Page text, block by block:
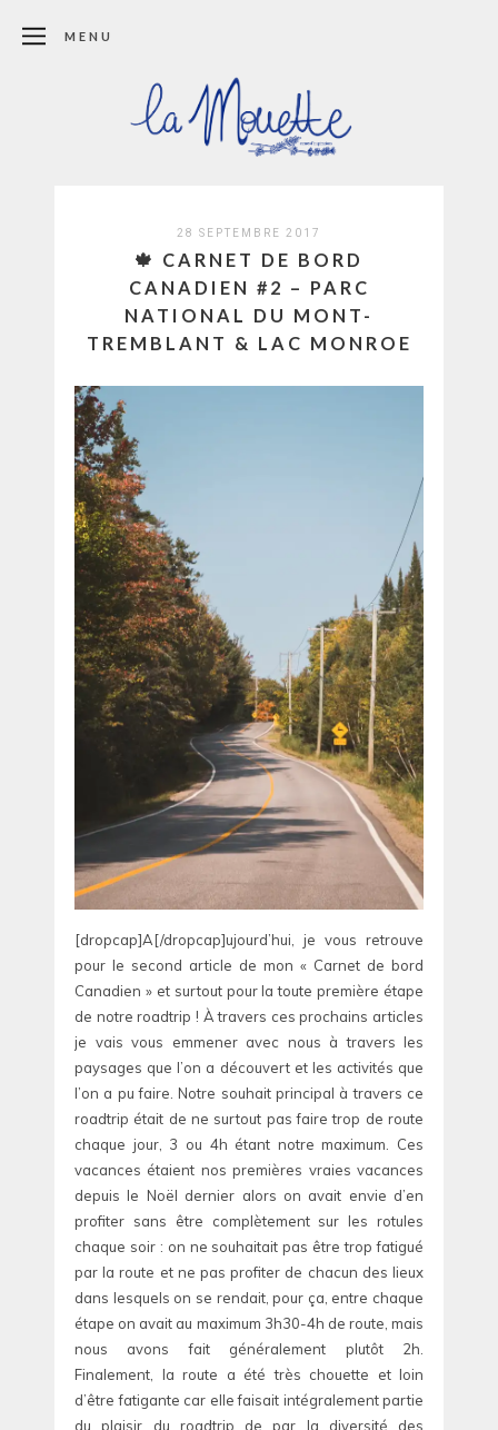
MENU
28 SEPTEMBRE 2017
🍁 CARNET DE BORD
CANADIEN #2 – PARC
NATIONAL DU MONT-
TREMBLANT & LAC MONROE
[dropcap]A[/dropcap]ujourd’hui, je vous retrouve
pour le second article de mon « Carnet de bord
Canadien » et surtout pour la toute première étape
de notre roadtrip ! À travers ces prochains articles
je vais vous emmener avec nous à travers les
paysages que l’on a découvert et les activités que
l’on a pu faire. Notre souhait principal à travers ce
roadtrip était de ne surtout pas faire trop de route
chaque jour, 3 ou 4h étant notre maximum. Ces
vacances étaient nos premières vraies vacances
depuis le Noël dernier alors on avait envie d’en
profiter sans être complètement sur les rotules
chaque soir : on ne souhaitait pas être trop fatigué
par la route et ne pas profiter de chacun des lieux
dans lesquels on se rendait, pour ça, entre chaque
étape on avait au maximum 3h30-4h de route, mais
nous avons fait généralement plutôt 2h.
Finalement, la route a été très chouette et loin
d’être fatigante car elle faisait intégralement partie
du plaisir du roadtrip de par la diversité des